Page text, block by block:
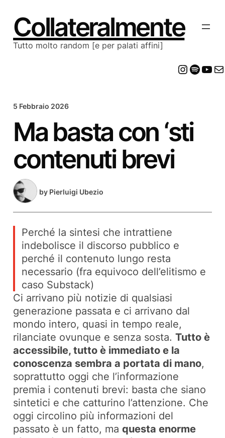
contenuto
Collateralmente
Tutto molto random [e per palati affini]
5 Febbraio 2026
Ma basta con ‘sti
contenuti brevi
by Pierluigi Ubezio
Perché la sintesi che intrattiene
indebolisce il discorso pubblico e
perché il contenuto lungo resta
necessario (fra equivoco dell’elitismo e
caso Substack)
Ci arrivano più notizie di qualsiasi
generazione passata e ci arrivano dal
mondo intero, quasi in tempo reale,
rilanciate ovunque e senza sosta.Tutto è
accessibile, tutto è immediato e la
conoscenza sembra a portata di mano,
soprattutto oggi che l’informazione
premia i contenuti brevi: basta che siano
sintetici e che catturino l’attenzione. Che
oggi circolino più informazioni del
passato è un fatto, maquesta enorme